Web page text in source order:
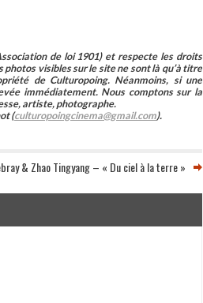
de loi 1901) et respecte les droits
visibles sur le site ne sont là qu’à titre
de Culturopoing. Néanmoins, si une
immédiatement. Nous comptons sur la
artiste, photographe.
(culturopoingcinema@gmail.com).
& Zhao Tingyang – « Du ciel à la terre »